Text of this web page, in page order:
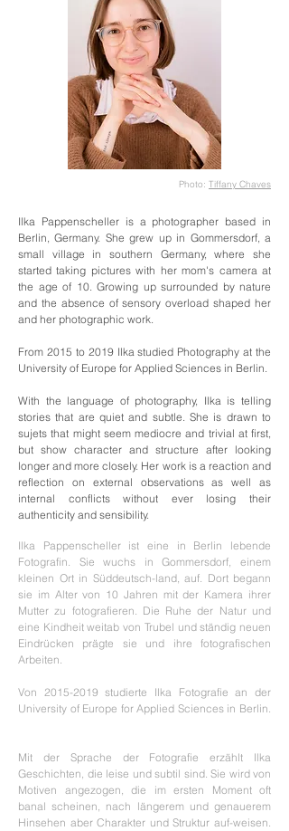
Photo: Tiffany Chaves
Ilka Pappenscheller is a photographer based in
Berlin, Germany. She grew up in Gommersdorf, a
small village in southern Germany, where she
started taking pictures with her mom's camera at
the age of 10. Growing up surrounded by nature
and the absence of sensory overload shaped her
and her photographic work.
From 2015 to 2019 Ilka studied Photography at the
University of Europe for Applied Sciences in Berlin.
With the language of photography, Ilka is telling
stories that are quiet and subtle. She is drawn to
sujets that might seem mediocre and trivial at first,
but show character and structure after looking
longer and more closely. Her work is a reaction and
reflection on external observations as well as
internal conflicts without ever losing their
authenticity and sensibility.
Ilka Pappenscheller ist eine in Berlin lebende
Fotografin. Sie wuchs in Gommersdorf, einem
kleinen Ort in Süddeutsch-land, auf. Dort begann
sie im Alter von 10 Jahren mit der Kamera ihrer
Mutter zu fotografieren. Die Ruhe der Natur und
eine Kindheit weitab von Trubel und ständig neuen
Eindrücken prägte sie und ihre fotografischen
Arbeiten.
Von 2015-2019 studierte Ilka Fotografie an der
University of Europe for Applied Sciences in Berlin.
Mit der Sprache der Fotografie erzählt Ilka
Geschichten, die leise und subtil sind. Sie wird von
Motiven angezogen, die im ersten Moment oft
banal scheinen, nach längerem und genauerem
Hinsehen aber Charakter und Struktur auf-weisen.